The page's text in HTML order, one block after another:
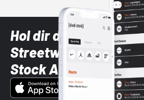
Hol dir die neuesten
Streetwear-Brands
Stock App